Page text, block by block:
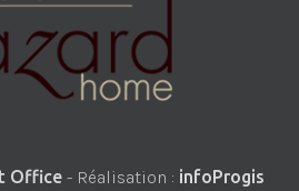
Office- Réalisation : infoProgis